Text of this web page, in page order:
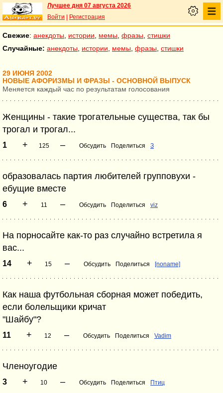
Лучшее дня 07 августа 2026
Войти
Регистрация
Свежие: анекдоты истории мемы фразы стишки
Случайные: анекдоты истории мемы фразы стишки
29 ИЮНЯ 2002
НОВЫЕ АФОРИЗМЫ И ФРАЗЫ - ОСНОВНОЙ ВЫПУСК
Меняется каждый час по результатам голосования
Женщины - такие трогательные существа, так бы
трогал и трогал...
1 + 125 – Обсудить Поделиться З
образовалась партия любителей групповухи -
ебущие вместе
6 + 11 – Обсудить Поделиться viz
На порносайте как-то раз случайно встретила я
вас...
14 + 15 – Обсудить Поделиться [noname]
Как наша футбольная сборная может победить,
если болельщики кричат
"Шайбу"?
11 + 12 – Обсудить Поделиться Vadim
Членоугодие
3 + 10 – Обсудить Поделиться Птиц